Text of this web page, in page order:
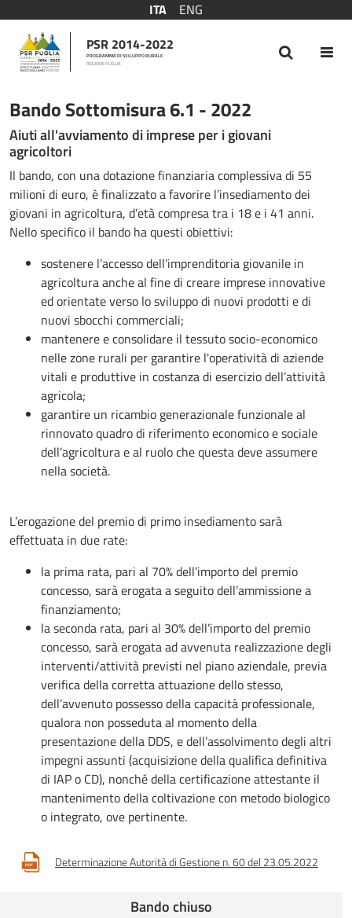
ITA
ENG
PSR 2014-2022
PROGRAMMA DI SVILUPPO RURALE
REGIONE PUGLIA
Bando Sottomisura 6.1 - 2022
Bando Sottomisura 6.1 - 2022
Aiuti all'avviamento di imprese per i giovani
agricoltori
Il bando, con una dotazione finanziaria complessiva di 55
milioni di euro, è finalizzato a favorire l’insediamento dei
giovani in agricoltura, d’età compresa tra i 18 e i 41 anni.
Nello specifico il bando ha questi obiettivi:
sostenere l’accesso dell’imprenditoria giovanile in
agricoltura anche al fine di creare imprese innovative
ed orientate verso lo sviluppo di nuovi prodotti e di
nuovi sbocchi commerciali;
mantenere e consolidare il tessuto socio-economico
nelle zone rurali per garantire l'operatività di aziende
vitali e produttive in costanza di esercizio dell’attività
agricola;
garantire un ricambio generazionale funzionale al
rinnovato quadro di riferimento economico e sociale
dell’agricoltura e al ruolo che questa deve assumere
nella società.
L’erogazione del premio di primo insediamento sarà
effettuata in due rate:
la prima rata, pari al 70% dell’importo del premio
concesso, sarà erogata a seguito dell’ammissione a
finanziamento;
la seconda rata, pari al 30% dell’importo del premio
concesso, sarà erogata ad avvenuta realizzazione degli
interventi/attività previsti nel piano aziendale, previa
verifica della corretta attuazione dello stesso,
dell’avvenuto possesso della capacità professionale,
qualora non posseduta al momento della
presentazione della DDS, e dell’assolvimento degli altri
impegni assunti (acquisizione della qualifica definitiva
di IAP o CD), nonché della certificazione attestante il
mantenimento della coltivazione con metodo biologico
o integrato, ove pertinente.
Determinazione Autorità di Gestione n. 60 del 23.05.2022
Bando chiuso